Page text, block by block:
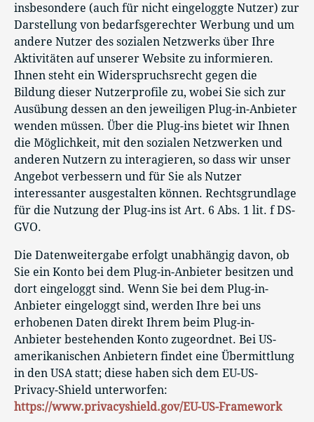
insbesondere (auch für nicht eingeloggte Nutzer) zur
Darstellung von bedarfsgerechter Werbung und um
andere Nutzer des sozialen Netzwerks über Ihre
Aktivitäten auf unserer Website zu informieren.
Ihnen steht ein Widerspruchsrecht gegen die
Bildung dieser Nutzerprofile zu, wobei Sie sich zur
Ausübung dessen an den jeweiligen Plug-in-Anbieter
wenden müssen. Über die Plug-ins bietet wir Ihnen
die Möglichkeit, mit den sozialen Netzwerken und
anderen Nutzern zu interagieren, so dass wir unser
Angebot verbessern und für Sie als Nutzer
interessanter ausgestalten können. Rechtsgrundlage
für die Nutzung der Plug-ins ist Art. 6 Abs. 1 lit. f DS-
GVO.
Die Datenweitergabe erfolgt unabhängig davon, ob
Sie ein Konto bei dem Plug-in-Anbieter besitzen und
dort eingeloggt sind. Wenn Sie bei dem Plug-in-
Anbieter eingeloggt sind, werden Ihre bei uns
erhobenen Daten direkt Ihrem beim Plug-in-
Anbieter bestehenden Konto zugeordnet. Bei US-
amerikanischen Anbietern findet eine Übermittlung
in den USA statt; diese haben sich dem EU-US-
Privacy-Shield unterworfen:
https://www.privacyshield.gov/EU-US-Framework